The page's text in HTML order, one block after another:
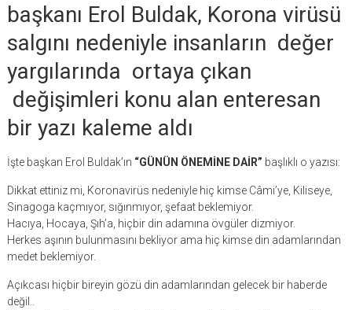
başkanı Erol Buldak, Korona virüsü
salgını nedeniyle insanların değer
yargılarında ortaya çıkan
değişimleri konu alan enteresan
bir yazı kaleme aldı
İşte başkan Erol Buldak’ın “GÜNÜN ÖNEMİNE DAİR” başlıklı o yazısı:
Dikkat ettiniz mi, Koronavirüs nedeniyle hiç kimse Câmi’ye, Kiliseye,
Sinagoga kaçmıyor, sığınmıyor, şefaat beklemiyor.
Hacıya, Hocaya, Şıh’a, hiçbir din adamına övgüler dizmiyor.
Herkes aşının bulunmasını bekliyor ama hiç kimse din adamlarından
medet beklemiyor.
Açıkcası hiçbir bireyin gözü din adamlarından gelecek bir haberde
değil..